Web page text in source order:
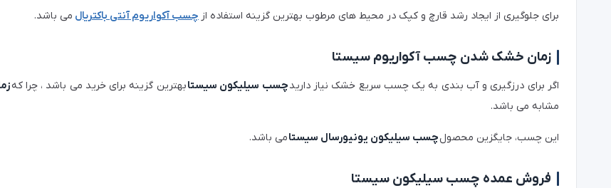
برای جلوگیری از ایجاد رشد قارچ و کپک در محیط های مرطوب بهترین گزینه استفاده از چسب آکواریوم آنتی باکتریال می باشد.
زمان خشک شدن چسب آکواریوم سیستا
اگر برای درزگیری و آب بندی به یک چسب سریع خشک نیاز داریدچسب سیلیکون سیستابهترین گزینه برای خرید می باشد ، چرا که
مشابه می باشد.
این چسب، جایگزین محصولچسب سیلیکون یونیورسال سیستامی باشد.
فروش عمده چسب سیلیکون سیستا